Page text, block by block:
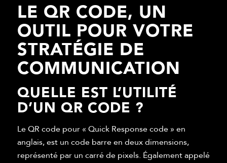
LE QR CODE, UN
OUTIL POUR VOTRE
STRATÉGIE DE
COMMUNICATION
QUELLE EST L’UTILITÉ
D’UN QR CODE ?
Le QR code pour « Quick Response code » en
anglais, est un code barre en deux dimensions,
représenté par un carré de pixels. Également appelé